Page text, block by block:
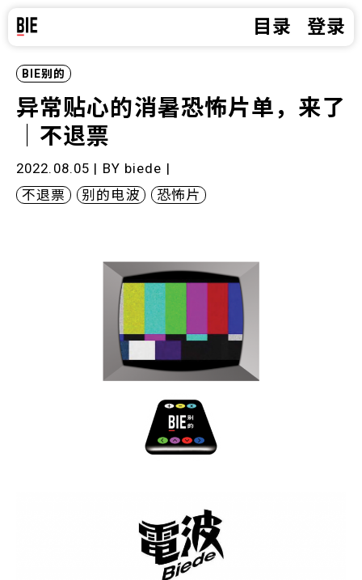
目录 登录
BIE别的
异常贴心的消暑恐怖片单，来了
｜不退票
2022.08.05 | BY biede |
不退票
别的电波 恐怖片